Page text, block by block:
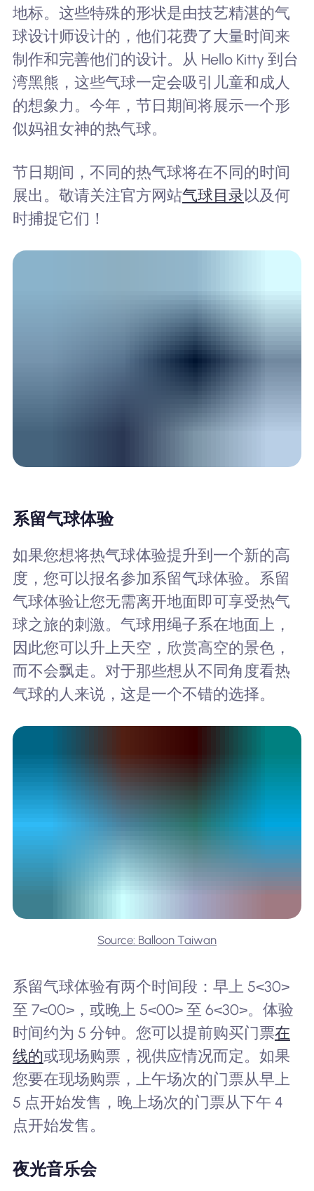
地标。这些特殊的形状是由技艺精湛的气
球设计师设计的，他们花费了大量时间来
制作和完善他们的设计。从 Hello Kitty 到台
湾黑熊，这些气球一定会吸引儿童和成人
的想象力。今年，节日期间将展示一个形
似妈祖女神的热气球。
节日期间，不同的热气球将在不同的时间
展出。敬请关注官方网站气球目录以及何
时捕捉它们！
系留气球体验
如果您想将热气球体验提升到一个新的高
度，您可以报名参加系留气球体验。系留
气球体验让您无需离开地面即可享受热气
球之旅的刺激。气球用绳子系在地面上，
因此您可以升上天空，欣赏高空的景色，
而不会飘走。对于那些想从不同角度看热
气球的人来说，这是一个不错的选择。
Source: Balloon Taiwan
系留气球体验有两个时间段：早上 5<30>
至 7<00>，或晚上 5<00> 至 6<30>。体验
时间约为 5 分钟。您可以提前购买门票在
线的或现场购票，视供应情况而定。如果
您要在现场购票，上午场次的门票从早上
5 点开始发售，晚上场次的门票从下午 4
点开始发售。
夜光音乐会